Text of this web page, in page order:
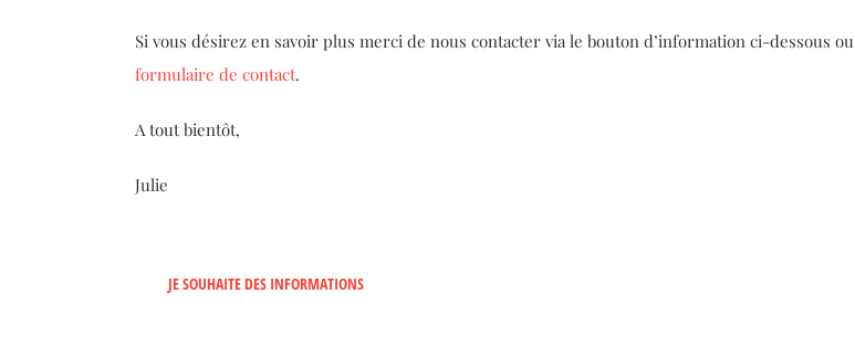
Si vous désirez en savoir plus merci de nous contacter via le bouton d’information ci-dessous ou
formulaire de contact.
A tout bientôt,
Julie
JE SOUHAITE DES INFORMATIONS